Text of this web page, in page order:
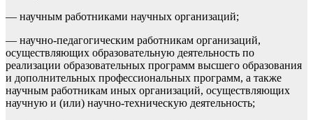
— научным работниками научных организаций;
— научно-педагогическим работникам организаций,
осуществляющих образовательную деятельность по
реализации образовательных программ высшего образования
и дополнительных профессиональных программ, а также
научным работникам иных организаций, осуществляющих
научную и (или) научно-техническую деятельность;